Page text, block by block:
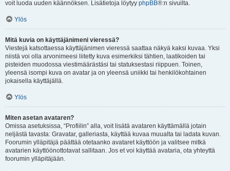
voit luoda uuden käännöksen. Lisätietoja löytyy phpBB®:n sivuilta.
Ylös
Mitä kuvia on käyttäjänimeni vieressä?
Viestejä katsottaessa käyttäjänimen vieressä saattaa näkyä kaksi kuvaa. Yksi
niistä voi olla arvonimeesi liitetty kuva esimerkiksi tähtien, laatikoiden tai
pisteiden muodossa viestimäärästäsi tai statuksestasi riippuen. Toinen,
yleensä isompi kuva on avatar ja on yleensä uniikki tai henkilökohtainen
jokaisella käyttäjällä.
Ylös
Miten asetan avataren?
Omissa asetuksissa, “Profiilin” alla, voit lisätä avataren käyttämällä jotain
neljästä tavasta: Gravatar, galleriasta, käyttää kuvaa muualta tai ladata kuvan.
Foorumin ylläpitäjä päättää otetaanko avataret käyttöön ja valitsee mitkä
avatarien käyttöönottotavat sallitaan. Jos et voi käyttää avataria, ota yhteyttä
foorumin ylläpitäjään.